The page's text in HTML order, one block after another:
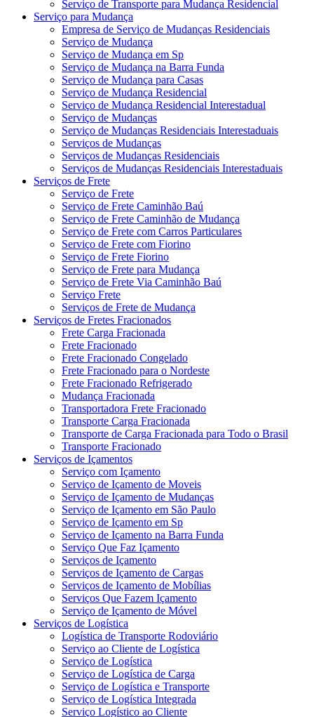
Serviço de Transporte para Mudança Residencial
Serviço para Mudança
Empresa de Serviço de Mudanças Residenciais
Serviço de Mudança
Serviço de Mudança em Sp
Serviço de Mudança na Barra Funda
Serviço de Mudança para Casas
Serviço de Mudança Residencial
Serviço de Mudança Residencial Interestadual
Serviço de Mudanças
Serviço de Mudanças Residenciais Interestaduais
Serviços de Mudanças
Serviços de Mudanças Residenciais
Serviços de Mudanças Residenciais Interestaduais
Serviços de Frete
Serviço de Frete
Serviço de Frete Caminhão Baú
Serviço de Frete Caminhão de Mudança
Serviço de Frete com Carros Particulares
Serviço de Frete com Fiorino
Serviço de Frete Fiorino
Serviço de Frete para Mudança
Serviço de Frete Via Caminhão Baú
Serviço Frete
Serviços de Frete de Mudança
Serviços de Fretes Fracionados
Frete Carga Fracionada
Frete Fracionado
Frete Fracionado Congelado
Frete Fracionado para o Nordeste
Frete Fracionado Refrigerado
Mudança Fracionada
Transportadora Frete Fracionado
Transporte Carga Fracionada
Transporte de Carga Fracionada para Todo o Brasil
Transporte Fracionado
Serviços de Içamentos
Serviço com Içamento
Serviço de Içamento de Moveis
Serviço de Içamento de Mudanças
Serviço de Içamento em São Paulo
Serviço de Içamento em Sp
Serviço de Içamento na Barra Funda
Serviço Que Faz Içamento
Serviços de Içamento
Serviços de Içamento de Cargas
Serviços de Içamento de Mobílias
Serviços Que Fazem Içamento
Serviço de Içamento de Móvel
Serviços de Logística
Logística de Transporte Rodoviário
Serviço ao Cliente de Logística
Serviço de Logística
Serviço de Logística de Carga
Serviço de Logística e Transporte
Serviço de Logística Integrada
Serviço Logístico ao Cliente